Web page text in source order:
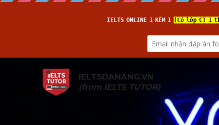
IELTSDANANG.VN
(from IELTS TUTOR)